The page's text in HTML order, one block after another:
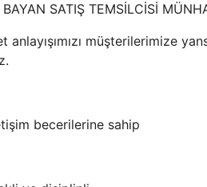
SATIŞ TEMSİLCİSİ
müşterilerimize
becerilerine sahip